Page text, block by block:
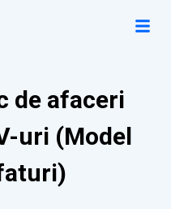
de afaceri
uri (Model